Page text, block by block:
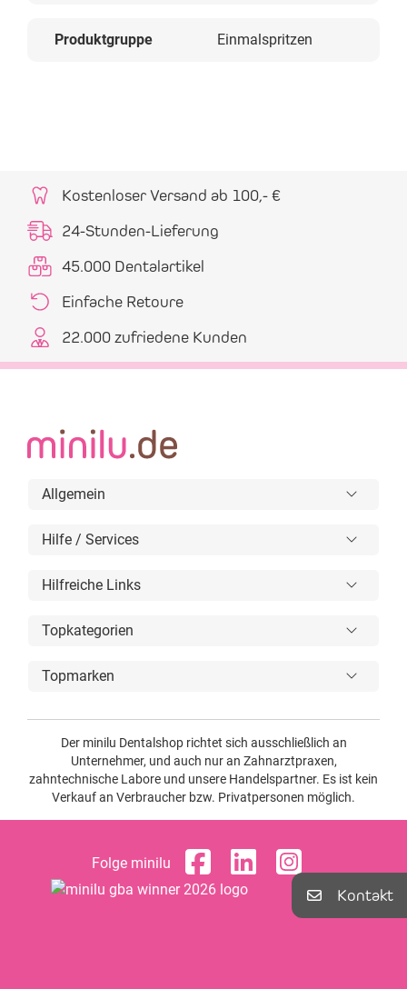
Produktgruppe Einmalspritzen
Kontakt
Kostenloser Versand ab 100,- €
24-Stunden-Lieferung
45.000 Dentalartikel
Einfache Retoure
22.000 zufriedene Kunden
Allgemein
Hilfe / Services
Hilfreiche Links
Topkategorien
Topmarken
Der minilu Dentalshop richtet sich ausschließlich an
Unternehmer, und auch nur an Zahnarztpraxen,
zahntechnische Labore und unsere Handelspartner. Es ist kein
Verkauf an Verbraucher bzw. Privatpersonen möglich.
Folge minilu